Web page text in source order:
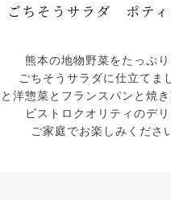
熊本の地物野菜をたっぷり
ごちそうサラダに仕立てま
洋惣菜とフランスパンと焼き
ビストロクオリティのデ
ご家庭でお楽しみくださ